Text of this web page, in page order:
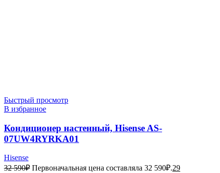
Быстрый просмотр
В избранное
Кондиционер настенный, Hisense AS-
07UW4RYRKA01
Hisense
32 590₽ Первоначальная цена составляла 32 590₽.29